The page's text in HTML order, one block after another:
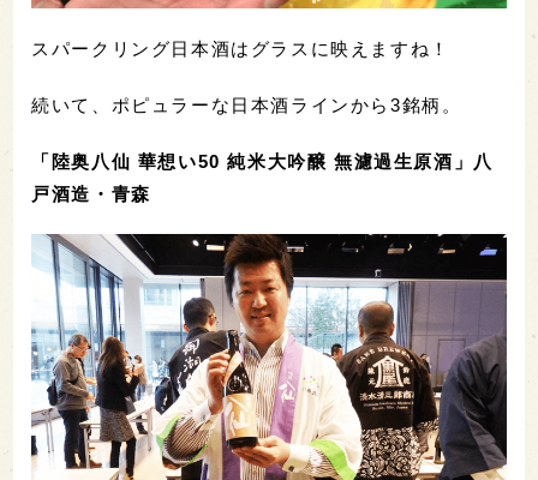
スパークリング日本酒はグラスに映えますね！
続いて、ポピュラーな日本酒ラインから3銘柄。
「陸奥八仙 華想い50 純米大吟醸 無濾過生原酒」八
戸酒造・青森